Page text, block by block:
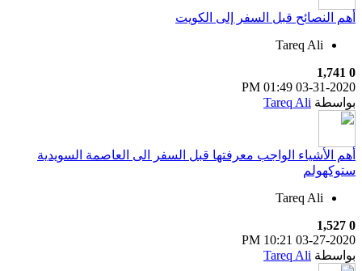
أهم النصائح قبل السفر إلى الكويت
Tareq Ali
0
1,741
03-31-2020
01:49 PM
بواسطة Tareq Ali
أهم الأشياء الواجب معرفتها قبل السفر الى العاصمة السويدية
ستوكهولم
Tareq Ali
0
1,527
03-27-2020
10:21 PM
بواسطة Tareq Ali